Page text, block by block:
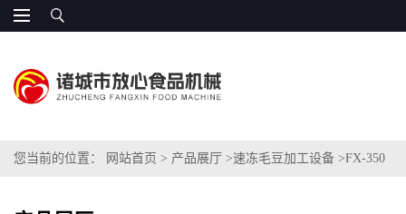
您当前的位置： 网站首页 > 产品展厅 >速冻毛豆加工设备 >FX-350